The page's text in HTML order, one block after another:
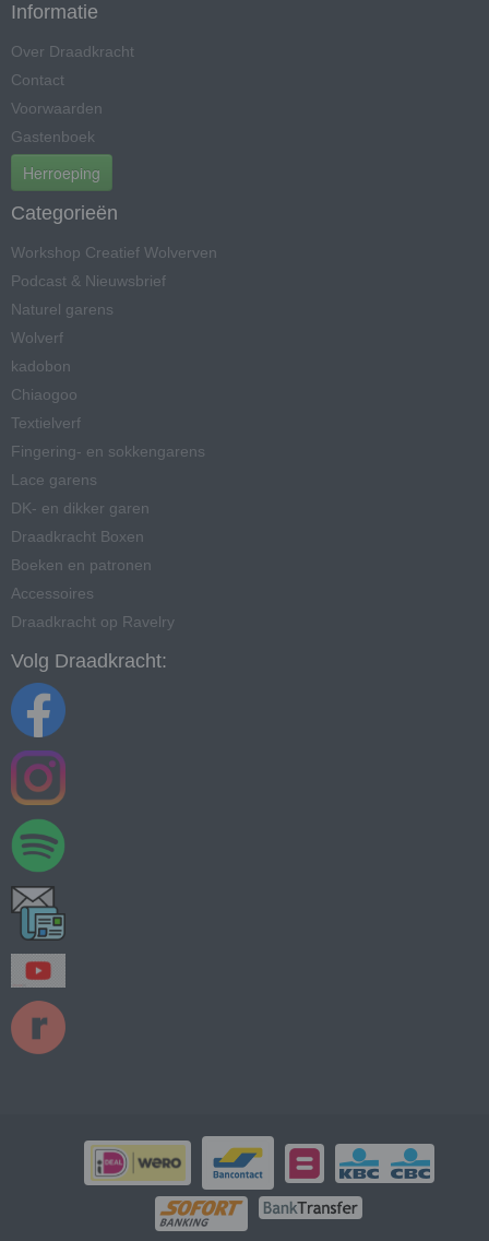
Informatie
Over Draadkracht
Contact
Voorwaarden
Gastenboek
Herroeping
Categorieën
Workshop Creatief Wolverven
Podcast & Nieuwsbrief
Naturel garens
Wolverf
kadobon
Chiaogoo
Textielverf
Fingering- en sokkengarens
Lace garens
DK- en dikker garen
Draadkracht Boxen
Boeken en patronen
Accessoires
Draadkracht op Ravelry
Volg Draadkracht: